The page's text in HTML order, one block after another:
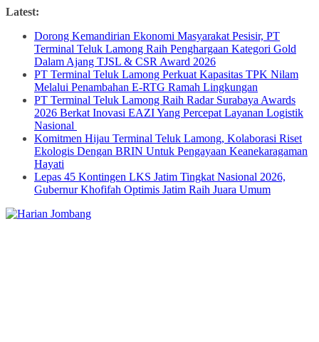
Skip
content
Latest:
Dorong Kemandirian Ekonomi Masyarakat Pesisir, PT
Terminal Teluk Lamong Raih Penghargaan Kategori Gold
Dalam Ajang TJSL & CSR Award 2026
PT Terminal Teluk Lamong Perkuat Kapasitas TPK Nilam
Melalui Penambahan E-RTG Ramah Lingkungan
PT Terminal Teluk Lamong Raih Radar Surabaya Awards
2026 Berkat Inovasi EAZI Yang Percepat Layanan Logistik
Nasional
Komitmen Hijau Terminal Teluk Lamong, Kolaborasi Riset
Ekologis Dengan BRIN Untuk Pengayaan Keanekaragaman
Hayati
Lepas 45 Kontingen LKS Jatim Tingkat Nasional 2026,
Gubernur Khofifah Optimis Jatim Raih Juara Umum